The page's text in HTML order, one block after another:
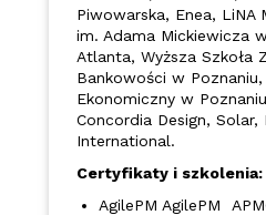
Piwowarska, Enea, LiNA
im. Adama Mickiewicza
Atlanta, Wyższa Szkoła
Bankowości w
Ekonomiczny w
Concordia Design, Solar,
International.
Certyfikaty i szkolenia:
AgilePM AgilePM